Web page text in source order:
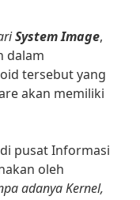
System Image,
dalam
tersebut yang
akan memiliki
pusat Informasi
oleh
adanya Kernel,